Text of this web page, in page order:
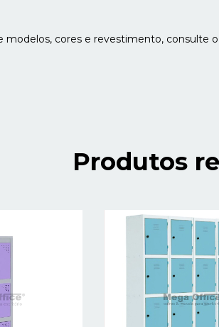
modelos, cores e revestimento, consulte
Produtos